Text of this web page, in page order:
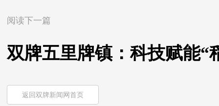
阅读下一篇
双牌五里牌镇：科技赋能“
返回双牌新闻网首页